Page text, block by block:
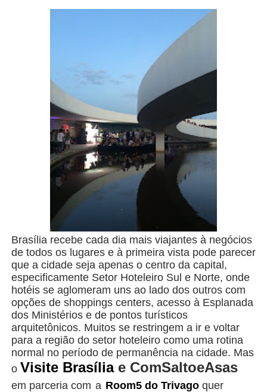
Brasília recebe cada dia mais viajantes à negócios
de todos os lugares e à primeira vista pode parecer
que a cidade seja apenas o centro da capital,
especificamente Setor Hoteleiro Sul e Norte, onde
hotéis se aglomeram uns ao lado dos outros com
opções de shoppings centers, acesso à Esplanada
dos Ministérios e de pontos turísticos
arquitetônicos. Muitos se restringem a ir e voltar
para a região do setor hoteleiro como uma rotina
normal no período de permanência na cidade. Mas
o Visite Brasíliae ComSaltoeAsas
em parceria com a Room5 do Trivagoquer